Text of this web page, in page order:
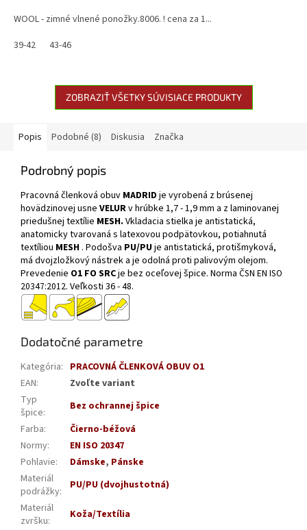
WOOL - zimné vlnené ponožky.8006. ! cena za 1...
39-42
43-46
ZOBRAZIŤ VŠETKY SÚVISIACE PRODUKTY
Popis Podobné (8) Diskusia Značka
Podrobný popis
Pracovná členková obuv MADRID je vyrobená z brúsenej
hovädzinovej usne VELURv hrúbke 1,7 - 1,9 mm a z laminovanej
priedušnej textílie MESH. Vkladacia stielka je antistatická,
anatomicky tvarovaná s latexovou podpätovkou, potiahnutá
textíliou MESH . Podošva PU/PUje antistatická, protišmyková,
má dvojzložkový nástrek a je odolná proti palivovým olejom.
Prevedenie O1 FO SRCje bez oceľovej špice. Norma ČSN EN ISO
20347:2012. Veľkosti 36 - 48.
Dodatočné parametre
Kategória: PRACOVNÁ ČLENKOVÁ OBUV O1
EAN:
Zvoľte variant
Typ
špice:
Bez ochrannej špice
Farba:
Čierno-béžová
Normy:
EN ISO 20347
Pohlavie: Dámske, Pánske
Materiál
podrážky:
PU/PU (dvojhustotná)
Materiál
zvršku: Koža/Textília